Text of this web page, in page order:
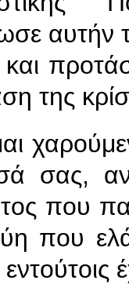
αυτήν
και
της
σας,
που
που